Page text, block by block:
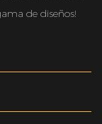
de diseños!